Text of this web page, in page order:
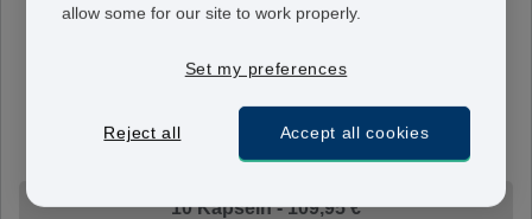
Tamiflu
Eine Tablette enthält 75 mg Oseltamivir. Zur
Behandlung der Grippe wird eine Tablette zweimal
täglich eingenommen und zur Prävention wird einmal
täglich eine Tablette eingenommen.
10 Kapseln - 109,95 €
allow some for our site to work properly.
Set my preferences
Reject all Accept all cookies